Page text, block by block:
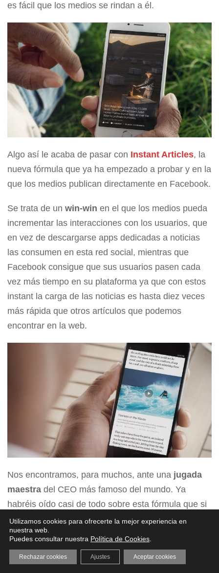
es fácil que los medios se rindan a él.
Algo así le acaba de pasar con Instant Articles, la
nueva fórmula que ya ha empezado a probar y en la
que los medios publican directamente en Facebook.
Se trata de un win-win en el que los medios pueda
incrementar las interacciones con los usuarios, que
en vez de descargarse apps dedicadas a noticias
las consumen en esta red social, mientras que
Facebook consigue que sus usuarios pasen cada
vez más tiempo en su plataforma ya que con estos
instant la carga de las noticias es hasta diez veces
más rápida que otros artículos que podemos
encontrar en la web.
Nos encontramos, para muchos, ante una jugada
maestra del CEO más famoso del mundo. Ya
habréis oído casi de todo sobre esta fórmula que si
bien crea una mejor experiencia al usuario (podrán
agrandarse las fotografías, los vídeos se
reproducirán automáticamente, interactuar con
mapas interactivos, etc), también ha encontrado
Utilizamos cookies para ofrecerte la mejor experiencia en
nuestra web.
Puedes consultar nuestra Política de Cookies
Aceptar cookies
Rechazar cookies Ajustes